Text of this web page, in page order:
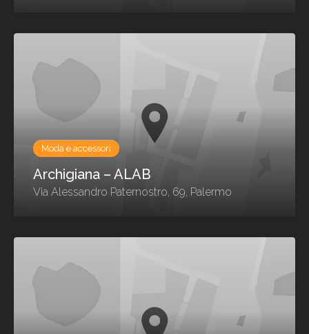
Moda e accessori
Archigiana – ALAB
Via Alessandro Paternostro, 69, Palermo